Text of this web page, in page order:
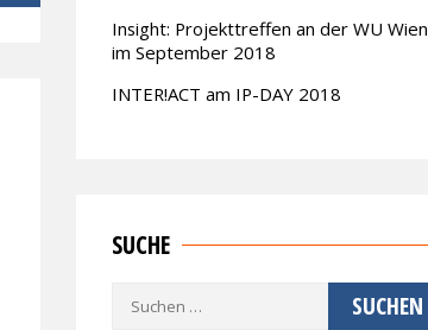
Insight: Projekttreffen an der WU Wien
im September 2018
INTER!ACT am IP-DAY 2018
SUCHE
Suchen